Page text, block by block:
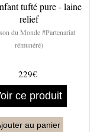
tufté pure - laine
relief
du Monde #Partenariat
rémunéré)
229€
ce produit
au panier